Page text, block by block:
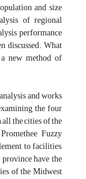
and size
of regional
performance
discussed. What
new method of
and works
the four
the cities of the
Fuzzy
to facilities,
have the
of the Midwest